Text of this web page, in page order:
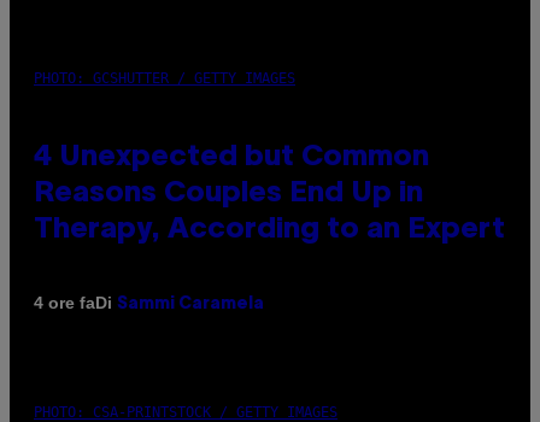
PHOTO: GCSHUTTER / GETTY IMAGES
4 Unexpected but Common
Reasons Couples End Up in
Therapy, According to an Expert
4 ore faDi Sammi Caramela
PHOTO: CSA-PRINTSTOCK / GETTY IMAGES